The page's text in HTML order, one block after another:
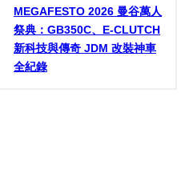
MEGAFESTO 2026 曼谷萬人
祭典：GB350C、E-CLUTCH
新科技與傳奇 JDM 改裝神車
全紀錄